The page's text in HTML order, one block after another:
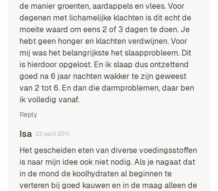
de manier groenten, aardappels en vlees. Voor
degenen met lichamelijke klachten is dit echt de
moeite waard om eens 2 of 3 dagen te doen. Je
hebt geen honger en klachten verdwijnen. Voor
mij was het belangrijkste het slaapprobleem. Dit
is hierdoor opgelost. En ik slaap dus ontzettend
goed na 6 jaar nachten wakker te zijn geweest
van 2 tot 6. En dan die darmproblemen, daar ben
ik volledig vanaf.
Reply
Isa 22 april 2011
Het gescheiden eten van diverse voedingsstoffen
is naar mijn idee ook niet nodig. Als je nagaat dat
in de mond de koolhydraten al beginnen te
verteren bij goed kauwen en in de maag alleen de